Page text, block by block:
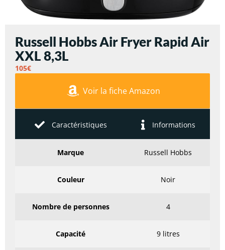
Russell Hobbs Air Fryer Rapid Air
XXL 8,3L
105€
Voir la fiche Amazon
Caractéristiques Informations
Marque Russell Hobbs
Couleur Noir
Nombre de personnes 4
Capacité 9 litres